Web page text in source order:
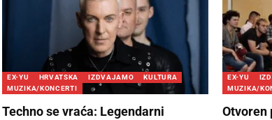
EX-YU HRVATSKA IZDVAJAMO
KULTURA
MUZIKA/KONCERTI
Techno se vraća: Legendarni
EX-YU
MUZIKA/
Otvoren